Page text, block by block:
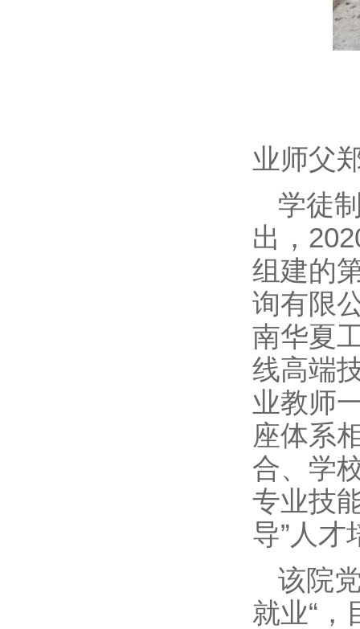
业师父
学徒
出，
组建的
询有限
南华夏
线高端
业教师
座体系
合、学
专业技
导”人才
该院
就业“，